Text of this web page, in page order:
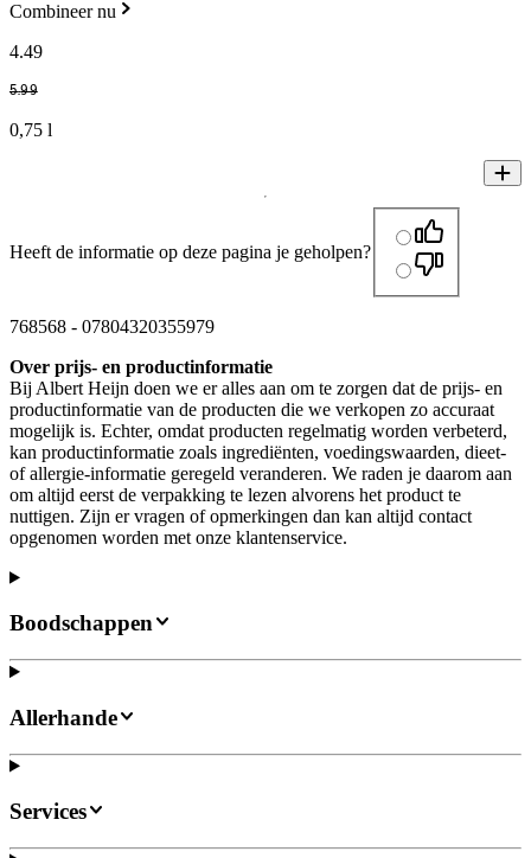
Combineer nu
4.49
5.99
0,75 l
Heeft de informatie op deze pagina je geholpen?
768568 - 07804320355979
Over prijs- en productinformatie
Bij Albert Heijn doen we er alles aan om te zorgen dat de prijs- en
productinformatie van de producten die we verkopen zo accuraat
mogelijk is. Echter, omdat producten regelmatig worden verbeterd,
kan productinformatie zoals ingrediënten, voedingswaarden, dieet-
of allergie-informatie geregeld veranderen. We raden je daarom aan
om altijd eerst de verpakking te lezen alvorens het product te
nuttigen. Zijn er vragen of opmerkingen dan kan altijd contact
opgenomen worden met onze klantenservice.
Boodschappen
Allerhande
Services